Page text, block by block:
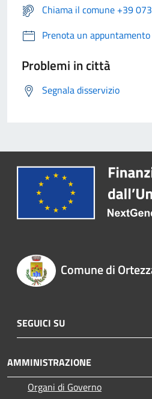
Chiama il comune +39
Prenota un appuntamento
Problemi in città
Segnala disservizio
Comune di
SEGUICI SU
AMMINISTRAZIONE
Organi di Governo